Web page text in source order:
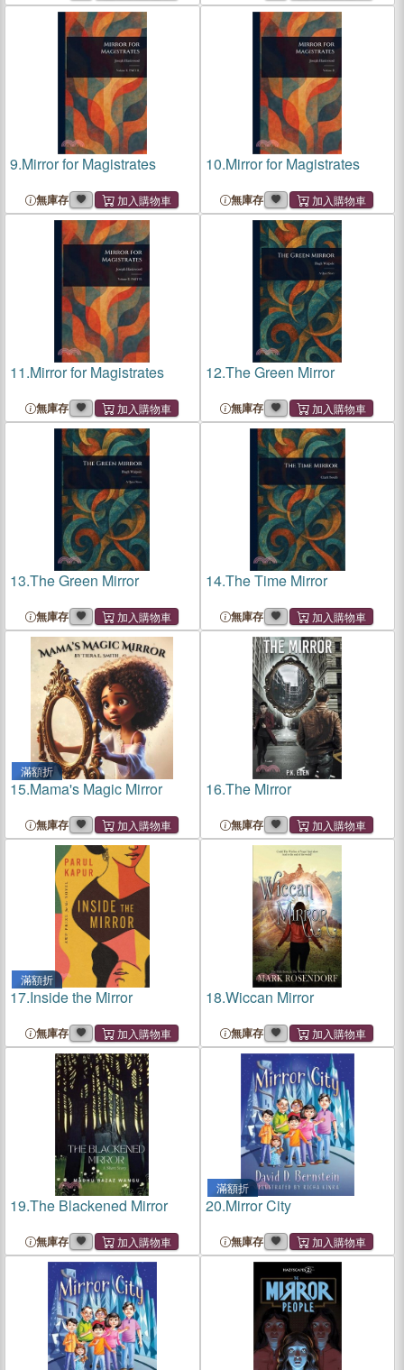
9.Mirror for Magistrates
無庫存
10.Mirror for Magistrates
無庫存
11.Mirror for Magistrates
無庫存
12.The Green Mirror
無庫存
13.The Green Mirror
無庫存
14.The Time Mirror
無庫存
滿額折
15.Mama's Magic Mirror
無庫存
16.The Mirror
無庫存
滿額折
17.Inside the Mirror
無庫存
18.Wiccan Mirror
無庫存
19.The Blackened Mirror
無庫存
滿額折
20.Mirror City
無庫存